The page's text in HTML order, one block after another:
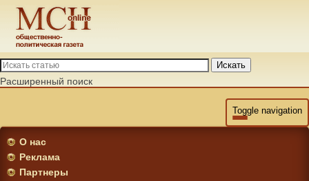
Искать
Расширенный поиск
Toggle navigation
О нас
Реклама
Партнеры